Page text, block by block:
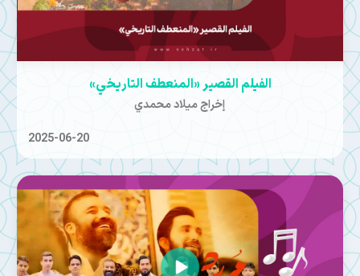
الفيلم القصير «المنعطف التاريخي»
إخراج ميلاد محمدي
2025-06-20